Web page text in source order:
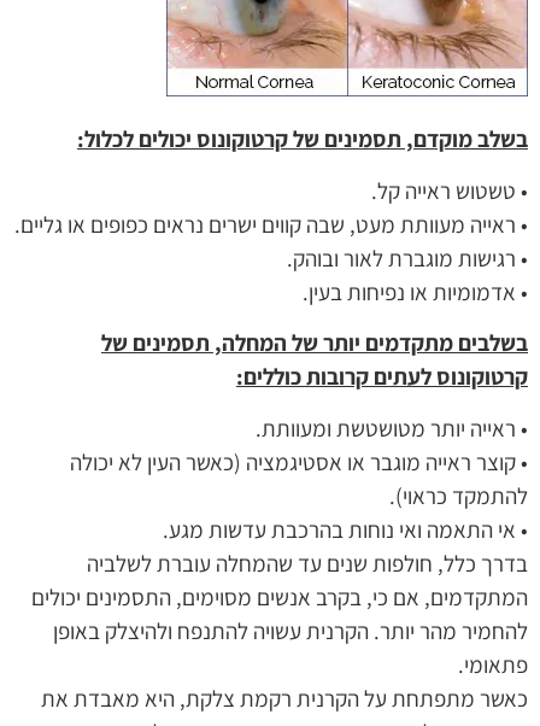
בשלב מוקדם, תסמינים של קרטוקונוס יכולים לכלול:
• טשטוש ראייה קל.
• ראייה מעוותת מעט, שבה קווים ישרים נראים כפופים או גליים.
• רגישות מוגברת לאור ובוהק.
• אדמומיות או נפיחות בעין.
בשלבים מתקדמים יותר של המחלה, תסמינים של
קרטוקונוס לעתים קרובות כוללים:
• ראייה יותר מטושטשת ומעוותת.
• קוצר ראייה מוגבר או אסטיגמציה (כאשר העין לא יכולה
להתמקד כראוי).
• אי התאמה ואי נוחות בהרכבת עדשות מגע.
בדרך כלל, חולפות שנים עד שהמחלה עוברת לשלביה
המתקדמים, אם כי, בקרב אנשים מסוימים, התסמינים יכולים
להחמיר מהר יותר. הקרנית עשויה להתנפח ולהיצלק באופן
פתאומי.
כאשר מתפתחת על הקרנית רקמת צלקת, היא מאבדת את